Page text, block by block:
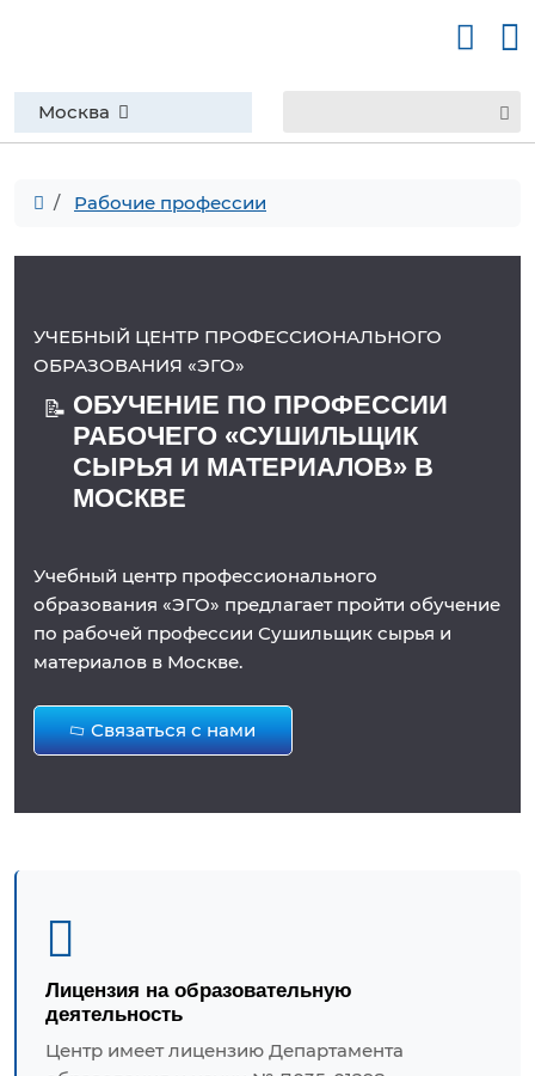
Москва
Рабочие профессии
УЧЕБНЫЙ ЦЕНТР ПРОФЕССИОНАЛЬНОГО
ОБРАЗОВАНИЯ «ЭГО»
📝 ОБУЧЕНИЕ ПО ПРОФЕССИИ
РАБОЧЕГО «СУШИЛЬЩИК
СЫРЬЯ И МАТЕРИАЛОВ» В
МОСКВЕ
Учебный центр профессионального
образования «ЭГО» предлагает пройти обучение
по рабочей профессии Сушильщик сырья и
материалов в Москве.
Связаться с нами
Лицензия на образовательную
деятельность
Центр имеет лицензию Департамента